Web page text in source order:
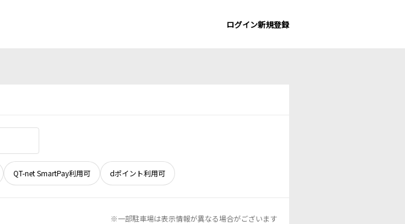
ログイン新規登録
QT-net SmartPay利用可 dポイント利用可
※一部駐車場は表示情報が異なる場合がございます